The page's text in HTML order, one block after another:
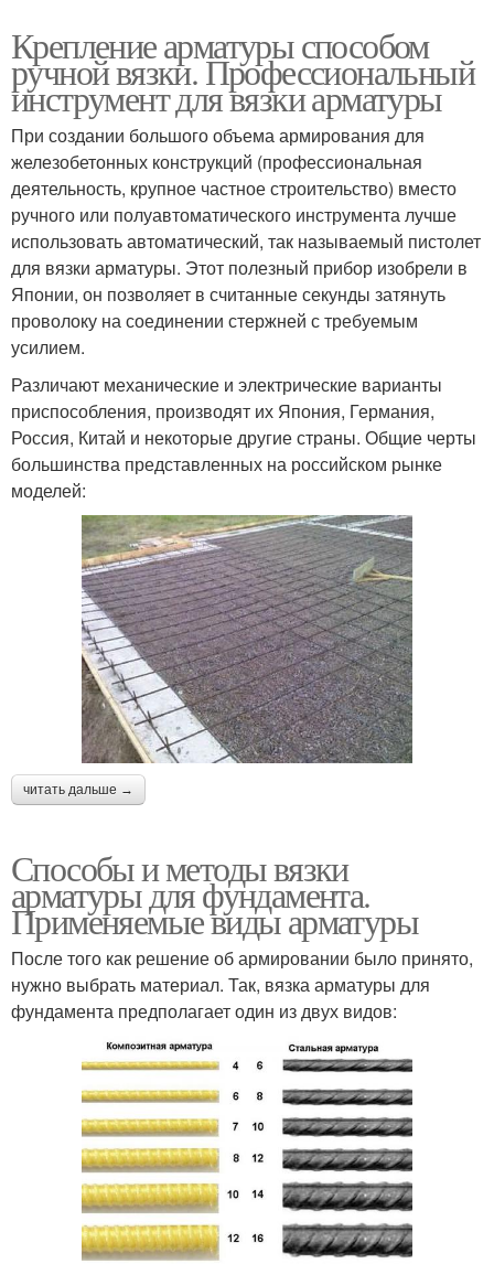
Крепление арматуры способом
ручной вязки. Профессиональный
инструмент для вязки арматуры
При создании большого объема армирования для
железобетонных конструкций (профессиональная
деятельность, крупное частное строительство) вместо
ручного или полуавтоматического инструмента лучше
использовать автоматический, так называемый пистолет
для вязки арматуры. Этот полезный прибор изобрели в
Японии, он позволяет в считанные секунды затянуть
проволоку на соединении стержней с требуемым
усилием.
Различают механические и электрические варианты
приспособления, производят их Япония, Германия,
Россия, Китай и некоторые другие страны. Общие черты
большинства представленных на российском рынке
моделей:
читать дальше →
Способы и методы вязки
арматуры для фундамента.
Применяемые виды арматуры
После того как решение об армировании было принято,
нужно выбрать материал. Так, вязка арматуры для
фундамента предполагает один из двух видов: